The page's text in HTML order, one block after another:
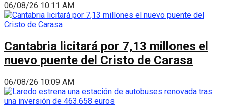
06/08/26 10:11 AM
Cantabria licitará por 7,13 millones el
nuevo puente del Cristo de Carasa
06/08/26 10:09 AM